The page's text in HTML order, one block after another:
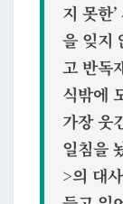
지 못한
을 잊지
고 반독
식밖에
가장 웃
일침을
>의 대